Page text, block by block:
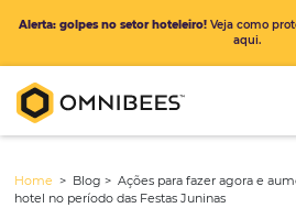
Alerta: golpes no setor hoteleiro!Veja